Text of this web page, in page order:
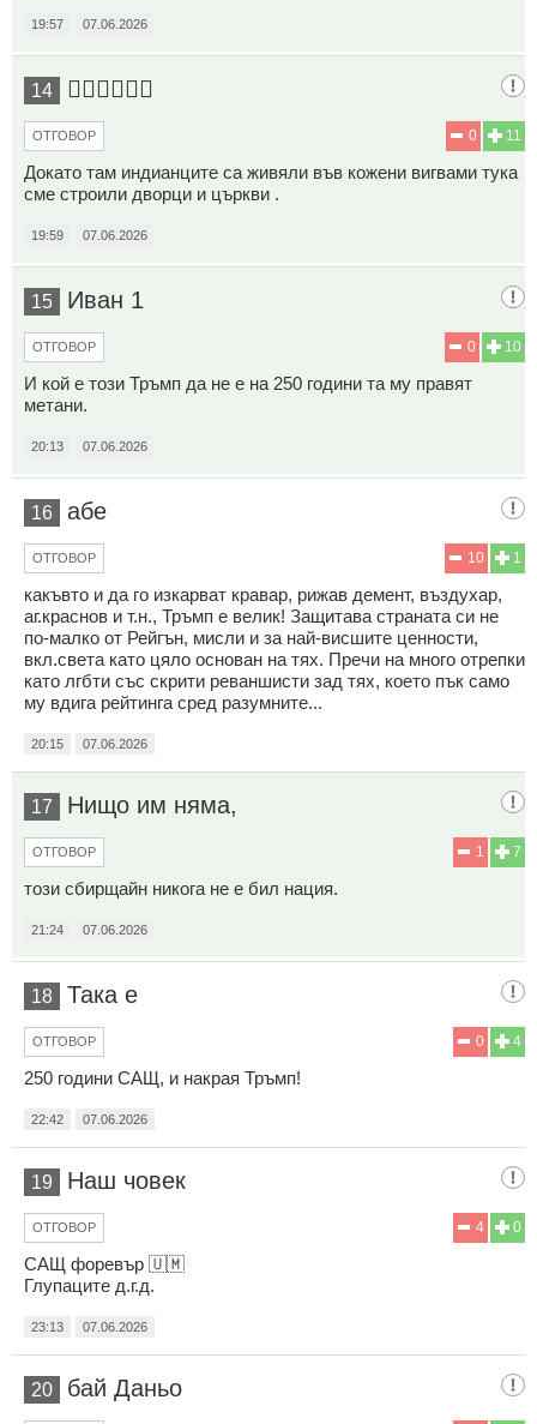
19:57 07.06.2026
14 🏴‍☠️🏴‍☠️🏴‍☠️
11
0
ОТГОВОР
Докато там индианците са живяли във кожени вигвами тука
сме строили дворци и църкви .
19:59 07.06.2026
15 Иван 1
10
0
ОТГОВОР
И кой е този Тръмп да не е на 250 години та му правят
метани.
20:13 07.06.2026
16 абе
1
10
ОТГОВОР
какъвто и да го изкарват кравар, рижав демент, въздухар,
аг.краснов и т.н., Тръмп е велик! Защитава страната си не
по-малко от Рейгън, мисли и за най-висшите ценности,
вкл.света като цяло основан на тях. Пречи на много отрепки
като лгбти със скрити реваншисти зад тях, което пък само
му вдига рейтинга сред разумните...
20:15 07.06.2026
17 Нищо им няма,
7
1
ОТГОВОР
този сбирщайн никога не е бил нация.
21:24 07.06.2026
18 Така е
4
0
ОТГОВОР
250 години САЩ, и накрая Тръмп!
22:42 07.06.2026
19 Наш човек
0
4
ОТГОВОР
САЩ форевър 🇺🇲
Глупаците д.г.д.
23:13 07.06.2026
20 бай Даньо